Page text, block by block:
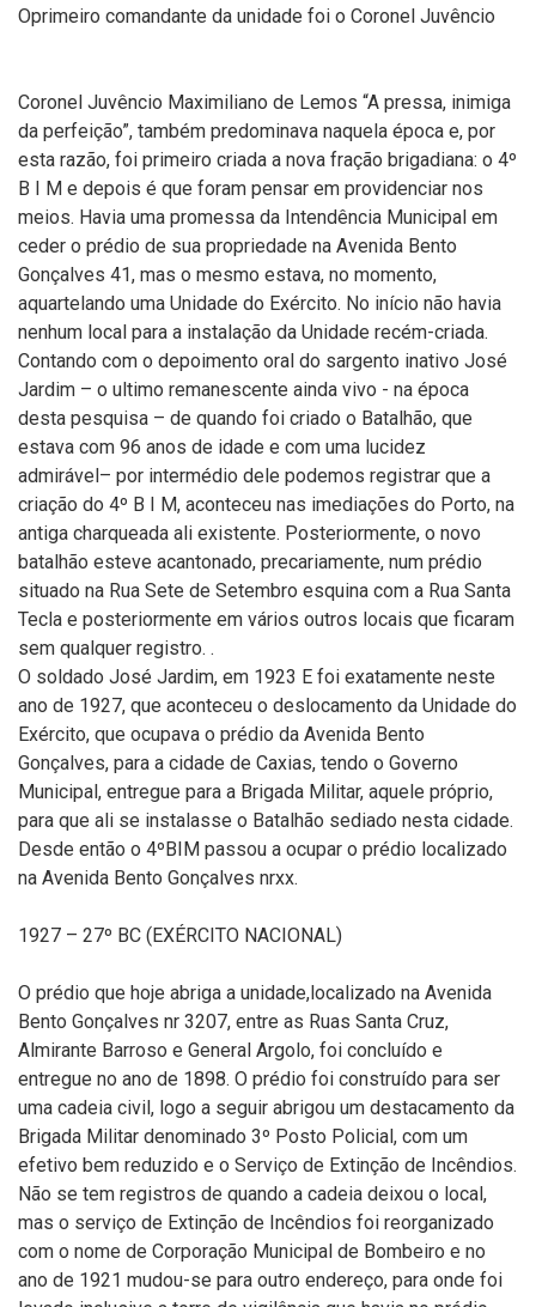
Oprimeiro comandante da unidade foi o Coronel Juvêncio
Coronel Juvêncio Maximiliano de Lemos “A pressa, inimiga
da perfeição”, também predominava naquela época e, por
esta razão, foi primeiro criada a nova fração brigadiana: o 4º
B I M e depois é que foram pensar em providenciar nos
meios. Havia uma promessa da Intendência Municipal em
ceder o prédio de sua propriedade na Avenida Bento
Gonçalves 41, mas o mesmo estava, no momento,
aquartelando uma Unidade do Exército. No início não havia
nenhum local para a instalação da Unidade recém-criada.
Contando com o depoimento oral do sargento inativo José
Jardim – o ultimo remanescente ainda vivo - na época
desta pesquisa – de quando foi criado o Batalhão, que
estava com 96 anos de idade e com uma lucidez
admirável– por intermédio dele podemos registrar que a
criação do 4º B I M, aconteceu nas imediações do Porto, na
antiga charqueada ali existente. Posteriormente, o novo
batalhão esteve acantonado, precariamente, num prédio
situado na Rua Sete de Setembro esquina com a Rua Santa
Tecla e posteriormente em vários outros locais que ficaram
sem qualquer registro. .
O soldado José Jardim, em 1923 E foi exatamente neste
ano de 1927, que aconteceu o deslocamento da Unidade do
Exército, que ocupava o prédio da Avenida Bento
Gonçalves, para a cidade de Caxias, tendo o Governo
Municipal, entregue para a Brigada Militar, aquele próprio,
para que ali se instalasse o Batalhão sediado nesta cidade.
Desde então o 4ºBIM passou a ocupar o prédio localizado
na Avenida Bento Gonçalves nrxx.
1927 – 27º BC (EXÉRCITO NACIONAL)
O prédio que hoje abriga a unidade,localizado na Avenida
Bento Gonçalves nr 3207, entre as Ruas Santa Cruz,
Almirante Barroso e General Argolo, foi concluído e
entregue no ano de 1898. O prédio foi construído para ser
uma cadeia civil, logo a seguir abrigou um destacamento da
Brigada Militar denominado 3º Posto Policial, com um
efetivo bem reduzido e o Serviço de Extinção de Incêndios.
Não se tem registros de quando a cadeia deixou o local,
mas o serviço de Extinção de Incêndios foi reorganizado
com o nome de Corporação Municipal de Bombeiro e no
ano de 1921 mudou-se para outro endereço, para onde foi